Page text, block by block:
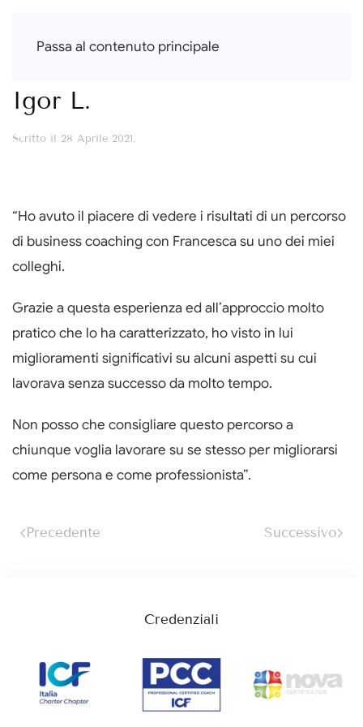
Passa al contenuto principale
Francesca Di Falco
Igor L.
Scritto il 28 Aprile 2021.
“Ho avuto il piacere di vedere i risultati di un percorso
di business coaching con Francesca su uno dei miei
colleghi.
Grazie a questa esperienza ed all’approccio molto
pratico che lo ha caratterizzato, ho visto in lui
miglioramenti significativi su alcuni aspetti su cui
lavorava senza successo da molto tempo.
Non posso che consigliare questo percorso a
chiunque voglia lavorare su se stesso per migliorarsi
come persona e come professionista”.
Precedente Successivo
Credenziali